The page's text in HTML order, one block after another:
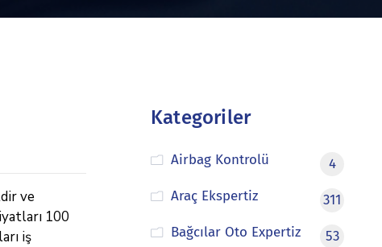
ve
100
iş
Kategoriler
Airbag Kontrolü
4
Araç Ekspertiz
311
Bağcılar Oto Expertiz
53